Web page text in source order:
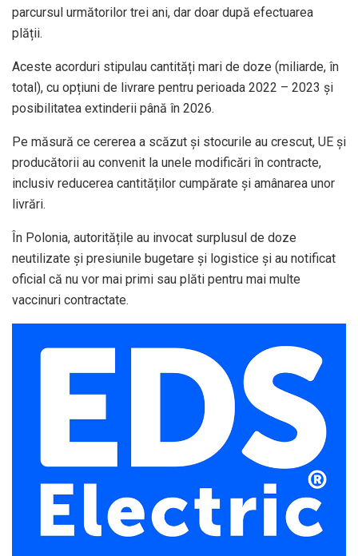
parcursul următorilor trei ani, dar doar după efectuarea
plății.
Aceste acorduri stipulau cantități mari de doze (miliarde, în
total), cu opțiuni de livrare pentru perioada 2022 – 2023 și
posibilitatea extinderii până în 2026.
Pe măsură ce cererea a scăzut și stocurile au crescut, UE și
producătorii au convenit la unele modificări în contracte,
inclusiv reducerea cantităților cumpărate și amânarea unor
livrări.
În Polonia, autoritățile au invocat surplusul de doze
neutilizate și presiunile bugetare și logistice și au notificat
oficial că nu vor mai primi sau plăti pentru mai multe
vaccinuri contractate.